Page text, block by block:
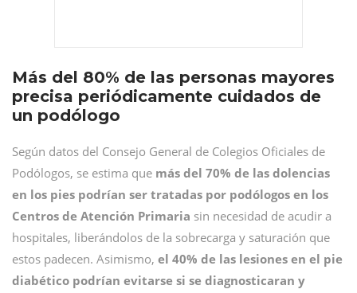
Más del 80% de las personas mayores
precisa periódicamente cuidados de
un podólogo
Según datos del Consejo General de Colegios Oficiales de
Podólogos, se estima que más del 70% de las dolencias
en los pies podrían ser tratadas por podólogos en los
Centros de Atención Primaria sin necesidad de acudir a
hospitales, liberándolos de la sobrecarga y saturación que
estos padecen. Asimismo, el 40% de las lesiones en el pie
diabético podrían evitarse si se diagnosticaran y